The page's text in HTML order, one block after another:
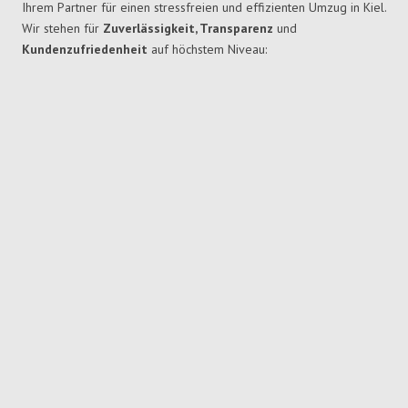
Ihrem Partner für einen stressfreien und effizienten Umzug in Kiel.
Wir stehen für Zuverlässigkeit, Transparenz und
Kundenzufriedenheit auf höchstem Niveau: